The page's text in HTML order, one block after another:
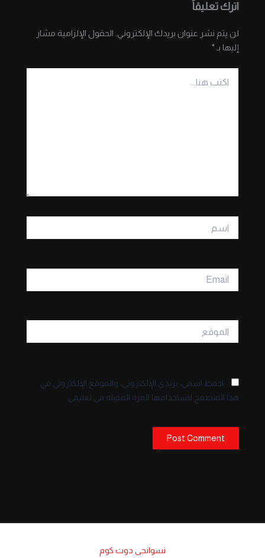
اترك تعليقاً
لن يتم نشر عنوان بريدك الإلكتروني. الحقول الإلزامية مشار
إليها بـ*
هنا...
احفظ اسمي، بريدي الإلكتروني، والموقع الإلكتروني في
هذا المتصفح لاستخدامها المرة المقبلة في تعليقي.
نسوانجى دوت كوم